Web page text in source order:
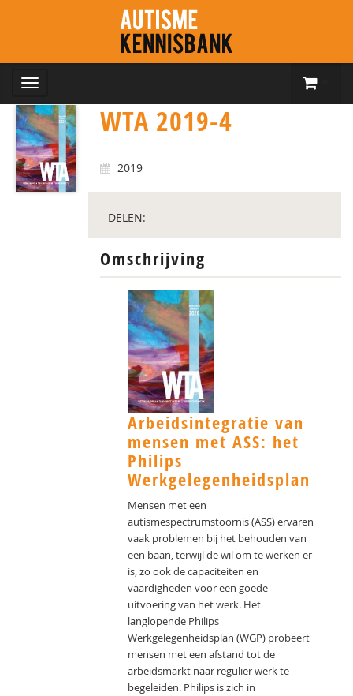
WTA 2019-4
2019
DELEN:
Omschrijving
Arbeidsintegratie van
mensen met ASS: het
Philips
Werkgelegenheidsplan
Mensen met een
autismespectrumstoornis (ASS) ervaren
vaak problemen bij het behouden van
een baan, terwijl de wil om te werken er
is, zo ook de capaciteiten en
vaardigheden voor een goede
uitvoering van het werk. Het
langlopende Philips
Werkgelegenheidsplan (WGP) probeert
mensen met een afstand tot de
arbeidsmarkt naar regulier werk te
begeleiden. Philips is zich in